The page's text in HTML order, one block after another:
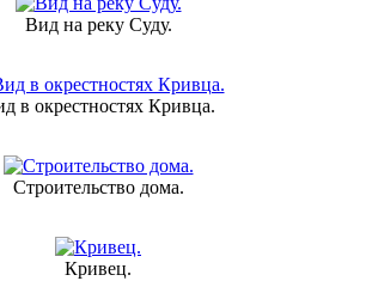
Вид на реку Суду.
в окрестностях Кривца.
Строительство дома.
Кривец.